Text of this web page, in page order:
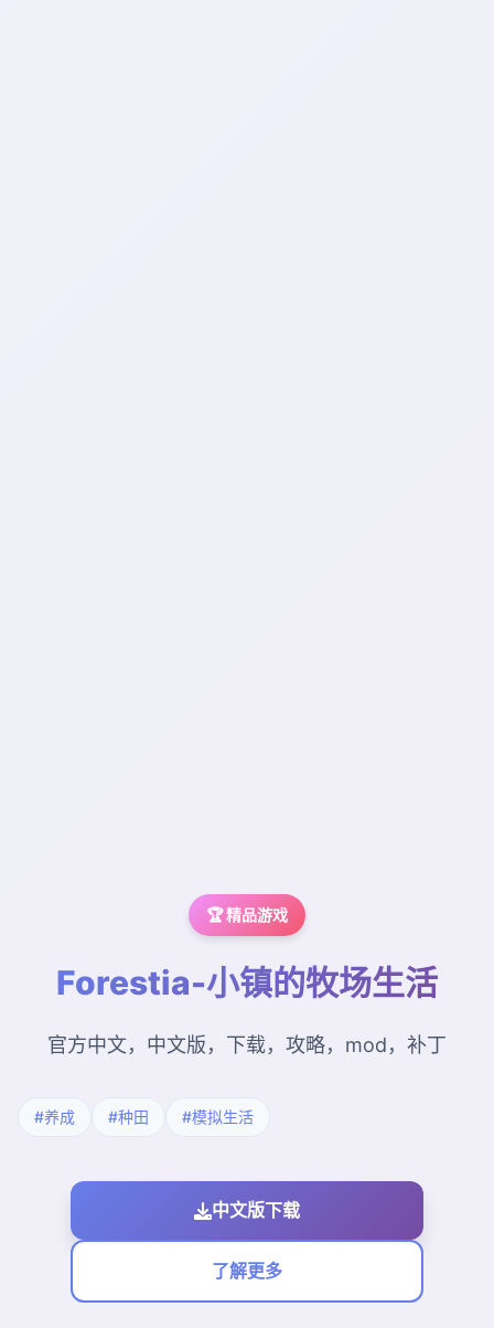
🏆 精品游戏
Forestia-小镇的牧场生活
官方中文，中文版，下载，攻略，mod，补丁
#养成 #种田 #模拟生活
中文版下载
了解更多